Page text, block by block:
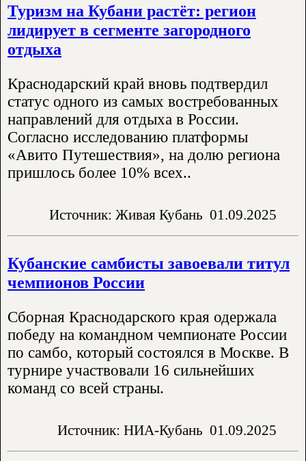
Туризм на Кубани растёт: регион
лидирует в сегменте загородного
отдыха
Краснодарский край вновь подтвердил
статус одного из самых востребованных
направлений для отдыха в России.
Согласно исследованию платформы
«Авито Путешествия», на долю региона
пришлось более 10% всех..
Источник: Живая Кубань 01.09.2025
Кубанские самбисты завоевали титул
чемпионов России
Сборная Краснодарского края одержала
победу на командном чемпионате России
по самбо, который состоялся в Москве. В
турнире участвовали 16 сильнейших
команд со всей страны.
Источник: НИА-Кубань 01.09.2025